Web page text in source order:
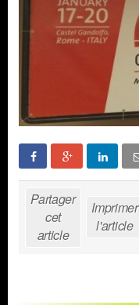
Partager
cet
article
Imprimer
l'article